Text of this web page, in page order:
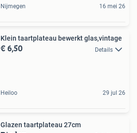
Nijmegen 16 mei 26
Klein taartplateau bewerkt glas,vintage
€ 6,50 Details
Heiloo 29 jul 26
Glazen taartplateau 27cm